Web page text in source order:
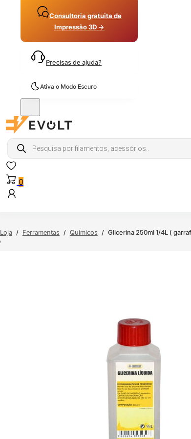
Consultoria gratuita de
Impressão 3D →
Precisas de ajuda?
Ativa o Modo Escuro
Products
search
0
Loja / Ferramentas / Químicos / Glicerina 250ml 1/4L (